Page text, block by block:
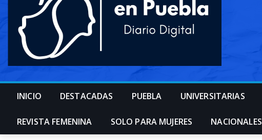
INICIO DESTACADAS PUEBLA UNIVERSITARIAS
REVISTA FEMENINA SOLO PARA MUJERES NACIONALES